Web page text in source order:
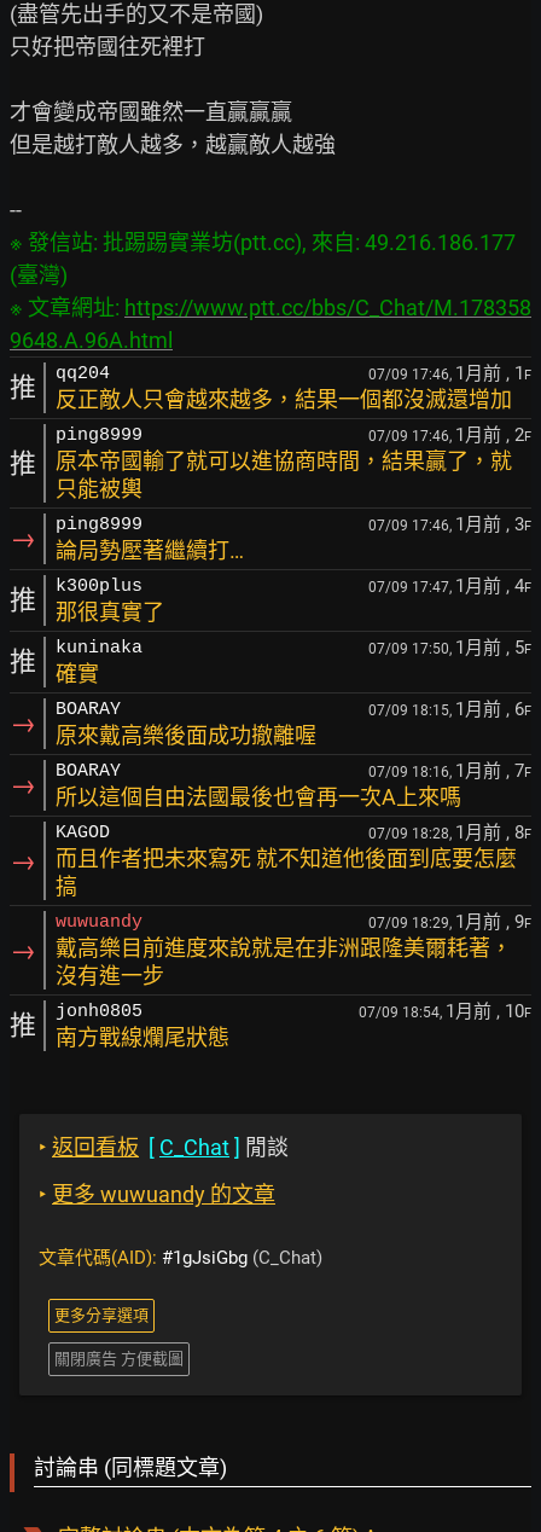
(盡管先出手的又不是帝國)
只好把帝國往死裡打
才會變成帝國雖然一直贏贏贏
但是越打敵人越多，越贏敵人越強
※ 發信站: 批踢踢實業坊(ptt.cc), 來自: 49.216.186.177
(臺灣)
※ 文章網址: https://www.ptt.cc/bbs/C_Chat/M.178358
9648.A.96A.html
推 qq204 07/09 17:46, 1月前 , 1 F
反正敵人只會越來越多，結果一個都沒滅還增加
推
ping8999 07/09 17:46, 1月前 , 2F
原本帝國輸了就可以進協商時間，結果贏了，就
只能被輿
→ ping8999 07/09 17:46, 1月前 , 3F
論局勢壓著繼續打…
推 k300plus 07/09 17:47, 1月前 , 4F
那很真實了
推 kuninaka 07/09 17:50, 1月前 , 5F
確實
→ BOARAY 07/09 18:15, 1月前 , 6F
原來戴高樂後面成功撤離喔
→ BOARAY 07/09 18:16, 1月前 , 7F
所以這個自由法國最後也會再一次A上來嗎
→
KAGOD 07/09 18:28, 1月前 , 8F
而且作者把未來寫死 就不知道他後面到底要怎麼
搞
→
wuwuandy 07/09 18:29, 1月前 , 9F
戴高樂目前進度來說就是在非洲跟隆美爾耗著，
沒有進一步
推 jonh0805 07/09 18:54, 1月前 , 10F
南方戰線爛尾狀態
‣ 返回看板 [ C_Chat] 閒談
‣ 更多 wuwuandy 的文章
文章代碼(AID): #1gJsiGbg (C_Chat)
更多分享選項
關閉廣告 方便截圖
討論串 (同標題文章)